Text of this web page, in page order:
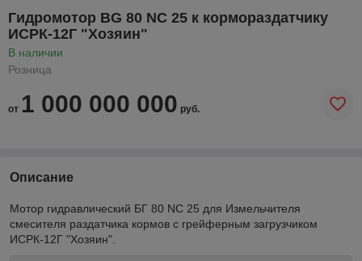
Гидромотор BG 80 NC 25 к кормораздатчику
ИСРК-12Г "Хозяин"
В наличии
Розница
от 1 000 000 000 руб.
Описание
Мотор гидравлический БГ 80 NC 25 для Измельчителя
смесителя раздатчика кормов с грейферным загрузчиком
ИСРК-12Г "Хозяин".